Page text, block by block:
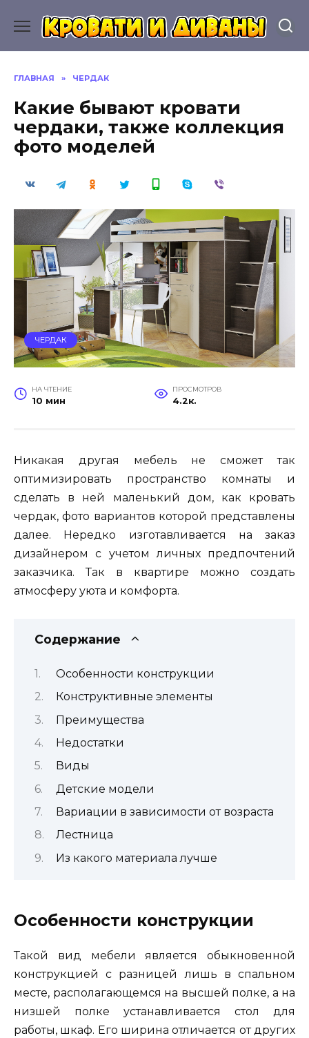
содержанию
ГЛАВНАЯ » ЧЕРДАК
Какие бывают кровати
чердаки, также коллекция
фото моделей
ЧЕРДАК
НА ЧТЕНИЕ
10 мин
ПРОСМОТРОВ
4.2к.
Никакая другая мебель не сможет так
оптимизировать пространство комнаты и
сделать в ней маленький дом, как кровать
чердак, фото вариантов которой представлены
далее. Нередко изготавливается на заказ
дизайнером с учетом личных предпочтений
заказчика. Так в квартире можно создать
атмосферу уюта и комфорта.
Содержание
Особенности конструкции
Конструктивные элементы
Преимущества
Недостатки
Виды
Детские модели
Вариации в зависимости от возраста
Лестница
Из какого материала лучше
Особенности конструкции
Такой вид мебели является обыкновенной
конструкцией с разницей лишь в спальном
месте, располагающемся на высшей полке, а на
низшей полке устанавливается стол для
работы, шкаф. Его ширина отличается от других